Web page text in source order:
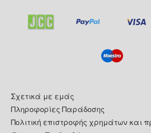
Footer
Σχετικά με εμάς
Πληροφορίες Παράδοσης
Πολιτική επιστροφής χρημάτων και